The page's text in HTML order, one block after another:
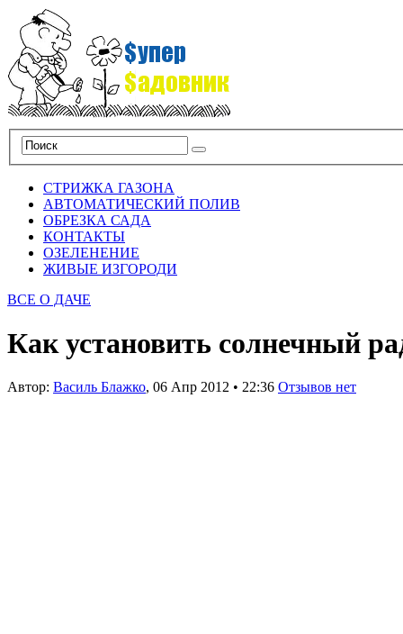
СТРИЖКА ГАЗОНА
АВТОМАТИЧЕСКИЙ ПОЛИВ
ОБРЕЗКА САДА
КОНТАКТЫ
ОЗЕЛЕНЕНИЕ
ЖИВЫЕ ИЗГОРОДИ
ВСЕ О ДАЧЕ
Как установить солнечный
Автор: Василь Блажко, 06 Апр 2012 • 22:36 Отзывов нет